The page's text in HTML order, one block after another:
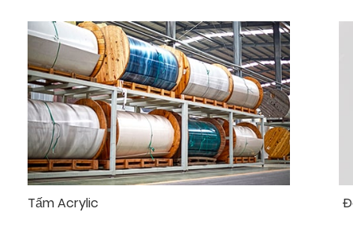
Tấm Acrylic